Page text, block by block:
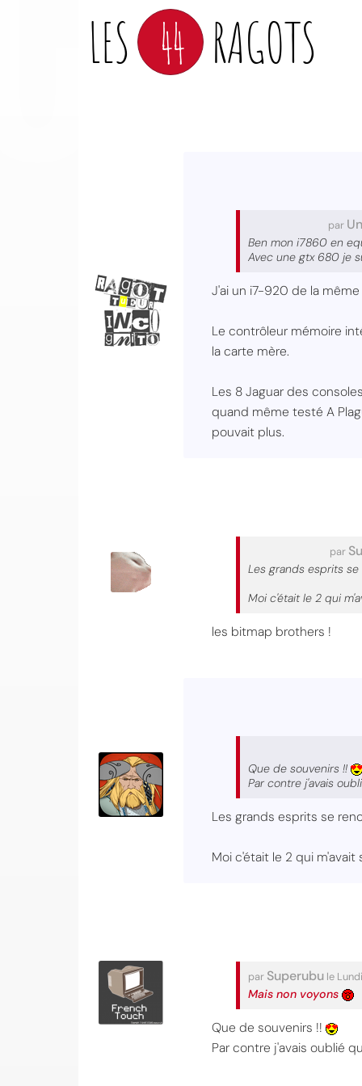
LES 44 RAGOTS
par
Ben mon i7860 en
Avec une gtx 680 je
J'ai un i7-920 de la
Le contrôleur mémoire
la carte mère.
Les 8 Jaguar des
quand même testé A
pouvait plus.
par
Les grands esprits
Moi c'était le 2 qui
les bitmap brothers !
Que de souvenirs !!
Par contre j'avais
Les grands esprits se
Moi c'était le 2 qui
par Superubu le
Mais non voyons
Que de souvenirs !!
Par contre j'avais oublié